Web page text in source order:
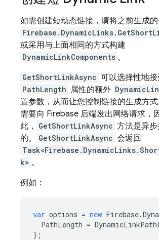
如需创建短动态链接，请将之前生成
或采用与上面相同的方式构建
DynamicLinkComponents 。
GetShortLinkAsync 可以选择性地
PathLength 属性的额外
置参数，从而让您控制链接的生成方
需要向 Firebase 后端发出网络请求，
此，
GetShortLinkAsync 方法是异
的。
GetShortLinkAsync 会返回
k> 。
例如：
var options = new Firebase.
PathLength =
};